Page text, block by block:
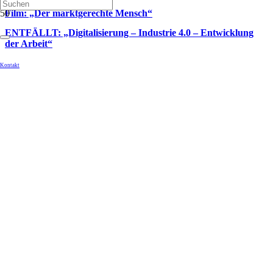
Kontakt
Film: „Der marktgerechte Mensch“
ENTFÄLLT: „Digitalisierung – Industrie 4.0 – Entwicklung
der Arbeit“